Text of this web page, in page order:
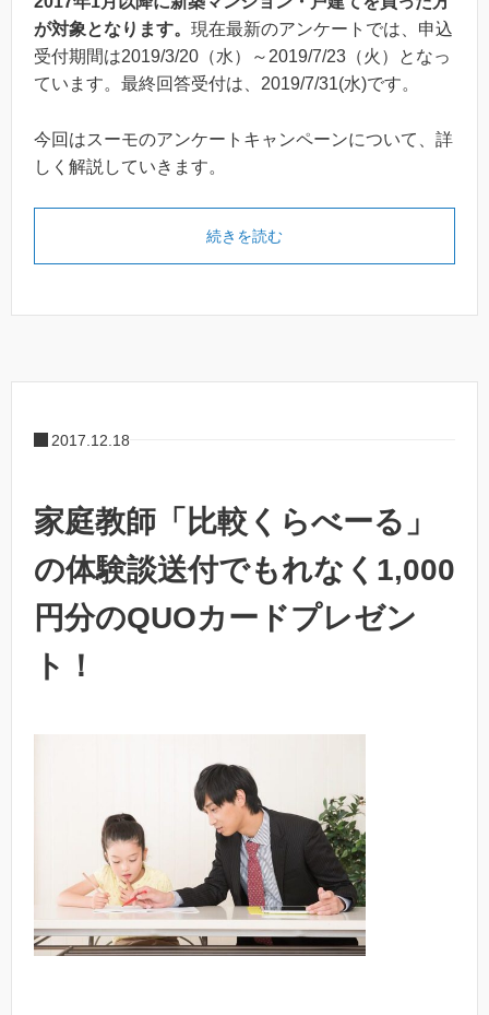
が対象となります。 現在最新のアンケートでは、申込
受付期間は2019/3/20（水）～2019/7/23（火）となっ
ています。最終回答受付は、2019/7/31(水)です。
今回はスーモのアンケートキャンペーンについて、詳
しく解説していきます。
続きを読む
2017.12.18
家庭教師「比較くらべーる」
の体験談送付でもれなく1,000
円分のQUOカードプレゼン
ト！